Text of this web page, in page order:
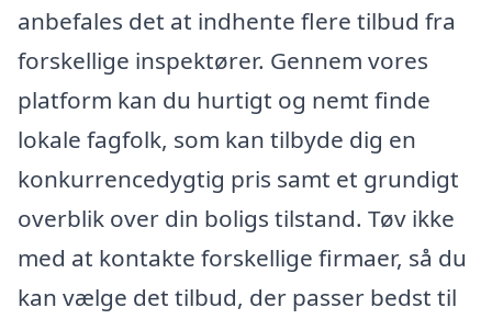
anbefales det at indhente flere tilbud fra
forskellige inspektører. Gennem vores
platform kan du hurtigt og nemt finde
lokale fagfolk, som kan tilbyde dig en
konkurrencedygtig pris samt et grundigt
overblik over din boligs tilstand. Tøv ikke
med at kontakte forskellige firmaer, så du
kan vælge det tilbud, der passer bedst til